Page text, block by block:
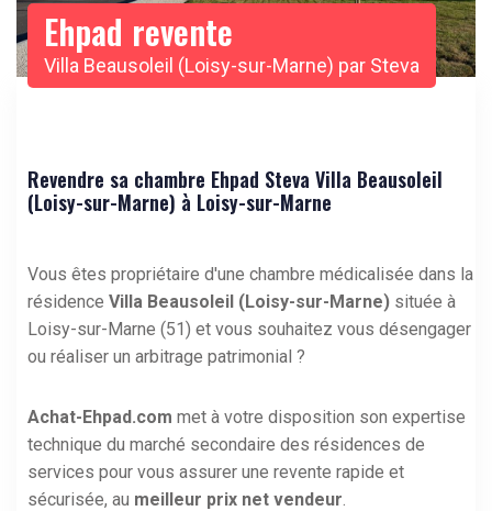
Ehpad revente
Villa Beausoleil (Loisy-sur-Marne) par Steva
Revendre sa chambre Ehpad Steva Villa Beausoleil
(Loisy-sur-Marne) à Loisy-sur-Marne
Vous êtes propriétaire d'une chambre médicalisée dans la
résidence Villa Beausoleil (Loisy-sur-Marne) située à
Loisy-sur-Marne (51) et vous souhaitez vous désengager
ou réaliser un arbitrage patrimonial ?
Achat-Ehpad.com met à votre disposition son expertise
technique du marché secondaire des résidences de
services pour vous assurer une revente rapide et
sécurisée, au meilleur prix net vendeur